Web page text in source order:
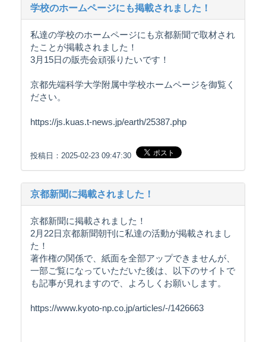
学校のホームページにも掲載されました！
私達の学校のホームページにも京都新聞で取材され
たことが掲載されました！
3月15日の販売会頑張りたいです！
京都先端科学大学附属中学校ホームページを御覧く
ださい。
https://js.kuas.t-news.jp/earth/25387.php
投稿日：2025-02-23 09:47:30
京都新聞に掲載されました！
京都新聞に掲載されました！
2月22日京都新聞朝刊に私達の活動が掲載されまし
た！
著作権の関係で、紙面を全部アップできませんが、
一部ご覧になっていただいた後は、以下のサイトで
も記事が見れますので、よろしくお願いします。
https://www.kyoto-np.co.jp/articles/-/1426663